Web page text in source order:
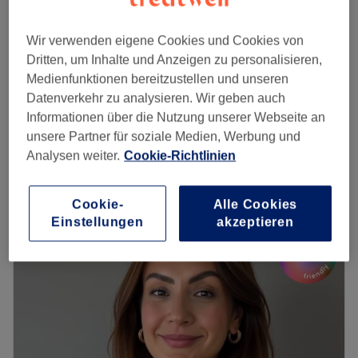
Zentrum-West, Leipzig
Auf Karte anzeigen
1 Std. 20 Min.
Klassische Pediküre mit Shellac
1 Std.
ab
Shellac Beauty Duo - Maniküre & Pediküre
2 Std.
99 €
Schnellansicht Saloninfos
Montag 09:00–19:00
Dienstag
09:00–19:00
Mittwoch
09:00–19:00
Donnerstag
09:00–19:00
09:00
19:00
09:00
Geschlossen
Wir verwenden eigene Cookies und Cookies von
Dritten, um Inhalte und Anzeigen zu personalisieren,
Medienfunktionen bereitzustellen und unseren
Datenverkehr zu analysieren. Wir geben auch
Informationen über die Nutzung unserer Webseite an
unsere Partner für soziale Medien, Werbung und
Analysen weiter. Cookie-Richtlinien
Cookie-
Einstellungen
Alle Cookies
akzeptieren